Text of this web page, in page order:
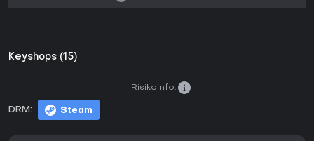
Keyshops (15)
DRM: Steam
Risikoinfo: